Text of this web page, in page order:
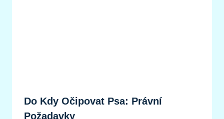
Do Kdy Očipovat Psa: Právní
Požadavky